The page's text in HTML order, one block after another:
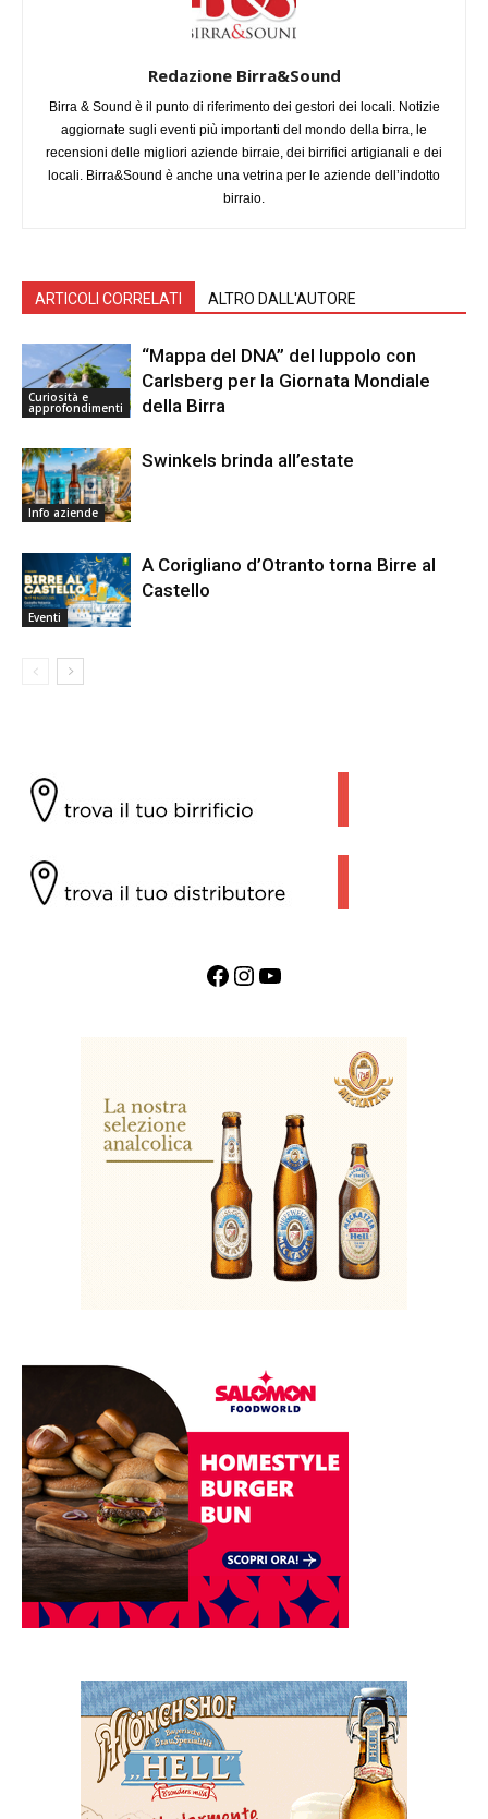
Redazione Birra&Sound
Birra & Sound è il punto di riferimento dei gestori dei locali. Notizie
aggiornate sugli eventi più importanti del mondo della birra, le
recensioni delle migliori aziende birraie, dei birrifici artigianali e dei
locali. Birra&Sound è anche una vetrina per le aziende dell’indotto
birraio.
ARTICOLI CORRELATI ALTRO DALL'AUTORE
Curiosità e
approfondimenti
“Mappa del DNA” del luppolo con
Carlsberg per la Giornata Mondiale
della Birra
Info aziende
Swinkels brinda all’estate
Eventi
A Corigliano d’Otranto torna Birre al
Castello
Facebook InstagramYouTube